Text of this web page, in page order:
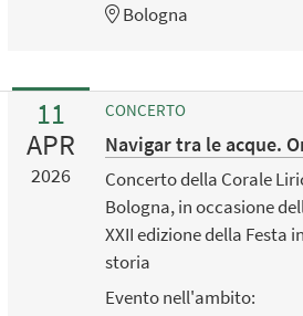
Bologna
11
APR
2026
CONCERTO
Navigar tra le acque.
Concerto della Corale
Bologna, in occasione
XXII edizione della Festa
storia
Evento nell'ambito: